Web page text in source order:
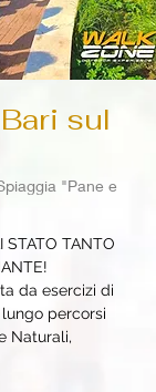
sul
"Pane e
STATO TANTO
da esercizi di
percorsi
Naturali,